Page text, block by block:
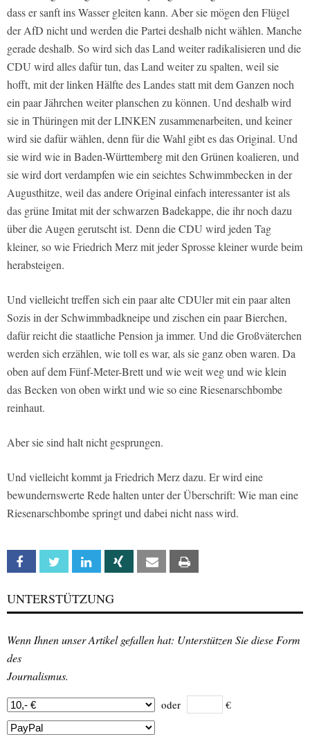
dass er sanft ins Wasser gleiten kann. Aber sie mögen den Flügel
der AfD nicht und werden die Partei deshalb nicht wählen. Manche
gerade deshalb. So wird sich das Land weiter radikalisieren und die
CDU wird alles dafür tun, das Land weiter zu spalten, weil sie
hofft, mit der linken Hälfte des Landes statt mit dem Ganzen noch
ein paar Jährchen weiter planschen zu können. Und deshalb wird
sie in Thüringen mit der LINKEN zusammenarbeiten, und keiner
wird sie dafür wählen, denn für die Wahl gibt es das Original. Und
sie wird wie in Baden-Württemberg mit den Grünen koalieren, und
sie wird dort verdampfen wie ein seichtes Schwimmbecken in der
Augusthitze, weil das andere Original einfach interessanter ist als
das grüne Imitat mit der schwarzen Badekappe, die ihr noch dazu
über die Augen gerutscht ist. Denn die CDU wird jeden Tag
kleiner, so wie Friedrich Merz mit jeder Sprosse kleiner wurde beim
herabsteigen.
Und vielleicht treffen sich ein paar alte CDUler mit ein paar alten
Sozis in der Schwimmbadkneipe und zischen ein paar Bierchen,
dafür reicht die staatliche Pension ja immer. Und die Großväterchen
werden sich erzählen, wie toll es war, als sie ganz oben waren. Da
oben auf dem Fünf-Meter-Brett und wie weit weg und wie klein
das Becken von oben wirkt und wie so eine Riesenarschbombe
reinhaut.
Aber sie sind halt nicht gesprungen.
Und vielleicht kommt ja Friedrich Merz dazu. Er wird eine
bewundernswerte Rede halten unter der Überschrift: Wie man eine
Riesenarschbombe springt und dabei nicht nass wird.
Facebook Twitter Linkedin Xing Email
UNTERSTÜTZUNG
Wenn Ihnen unser Artikel gefallen hat: Unterstützen Sie diese Form
des
Journalismus.
oder €